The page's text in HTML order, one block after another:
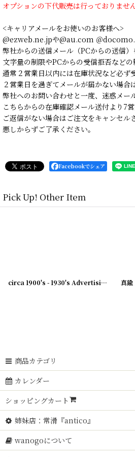
オプションの下代販売は行っておりませ
<キャリアメールをお使いのお客様へ>
@ezweb.ne.jpや@au.com ＠
弊社からの送信メール（PCからの送信）
文字量の制限やPCからの受信拒否など
通常２営業日以内には在庫状況など必ず
２営業日を過ぎてメールが届かない場合
弊社へのお問い合わせと一度、迷惑メー
こちらからの在庫確認メール送付より7
ご返信がない場合はご注文をキャンセル
悪しからずご了承ください。
Facebookでシェア
Pick Up! Other Item
[231007-21]circa 1900's - 1930's Advertising Clip BELNAP...
商品カテゴリ
カレンダー
ショッピングカート
姉妹店：常滑『antico』
wanogoについて